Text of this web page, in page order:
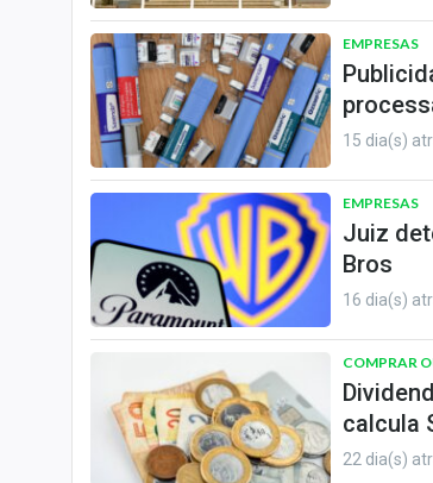
EMPRESAS
15 dia(s)
EMPRESAS
Juiz
Bros
16 dia(s)
COMPRAR
calcula
22 dia(s)